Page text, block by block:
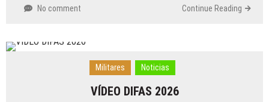
No comment Continue Reading
Militares Noticias
VÍDEO DIFAS 2026